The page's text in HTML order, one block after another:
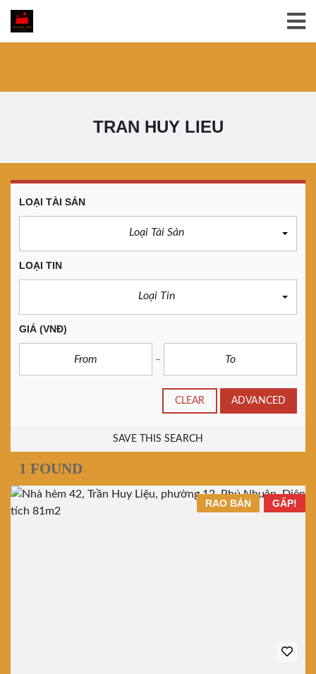
TRAN HUY LIEU
LOẠI TÀI SẢN
Loại Tài Sản
LOẠI TIN
Loại Tin
GIÁ (VNĐ)
CLEAR ADVANCED
SAVE THIS SEARCH
1 FOUND
GẤP!
RAO BÁN